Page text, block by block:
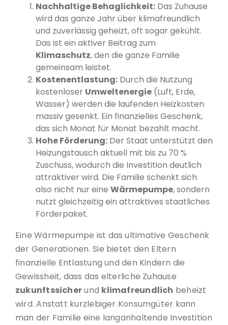
Nachhaltige Behaglichkeit: Das Zuhause
wird das ganze Jahr über klimafreundlich
und zuverlässig geheizt, oft sogar gekühlt.
Das ist ein aktiver Beitrag zum
Klimaschutz, den die ganze Familie
gemeinsam leistet.
Kostenentlastung: Durch die Nutzung
kostenloser Umweltenergie (Luft, Erde,
Wasser) werden die laufenden Heizkosten
massiv gesenkt. Ein finanzielles Geschenk,
das sich Monat für Monat bezahlt macht.
Hohe Förderung: Der Staat unterstützt den
Heizungstausch aktuell mit bis zu 70 %
Zuschuss, wodurch die Investition deutlich
attraktiver wird. Die Familie schenkt sich
also nicht nur eine Wärmepumpe, sondern
nutzt gleichzeitig ein attraktives staatliches
Förderpaket.
Eine Wärmepumpe ist das ultimative Geschenk
der Generationen. Sie bietet den Eltern
finanzielle Entlastung und den Kindern die
Gewissheit, dass das elterliche Zuhause
zukunftssicherund klimafreundlich beheizt
wird. Anstatt kurzlebiger Konsumgüter kann
man der Familie eine langanhaltende Investition